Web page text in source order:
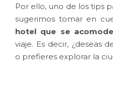
Por ello, uno de los tips
sugerimos tomar en
hotel que se
viaje. Es decir, ¿deseas
o prefieres explorar la